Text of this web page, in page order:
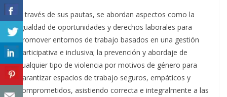
A través de sus pautas, se abordan aspectos como la
igualdad de oportunidades y derechos laborales para
promover entornos de trabajo basados en una gestión
participativa e inclusiva; la prevención y abordaje de
cualquier tipo de violencia por motivos de género para
garantizar espacios de trabajo seguros, empáticos y
comprometidos, asistiendo correcta e integralmente a las